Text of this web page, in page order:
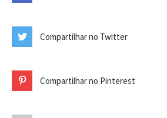
Compartilhar no Twitter
Compartilhar no Pinterest